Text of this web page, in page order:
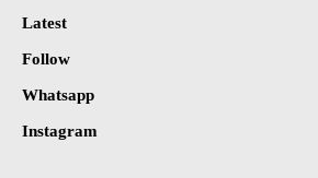
Latest
Follow
Whatsapp
Instagram